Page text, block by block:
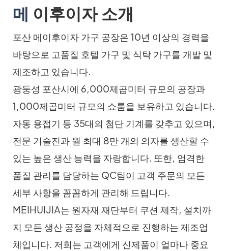
메 이후이자 소개
포산 메이후이자 가구 공장은 10년 이상의 경력을
바탕으로 고품질 호텔 가구 및 식탁 가구를 개발 및
제조하고 있습니다.
광둥성 포산시에 6,000제곱미터 규모의 공장과
1,000제곱미터 규모의 쇼룸을 보유하고 있습니다.
자동 용접기 등 35대의 첨단 기계를 갖추고 있으며,
전문 기술진과 월 최대 8만 개의 의자를 생산할 수
있는 높은 생산 능력을 자랑합니다. 또한, 엄격한
품질 관리를 담당하는 QC팀이 고객 주문의 모든
세부 사항을 꼼꼼하게 관리해 드립니다.
MEIHUIJIA는 원자재 재단부터 쿠션 제작, 설치까
지 모든 생산 공정을 자체적으로 진행하는 제조업
체입니다. 저희는 고객에게 신제품이 얼마나 중요